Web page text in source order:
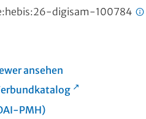
digisam-100784
ansehen
PMH)